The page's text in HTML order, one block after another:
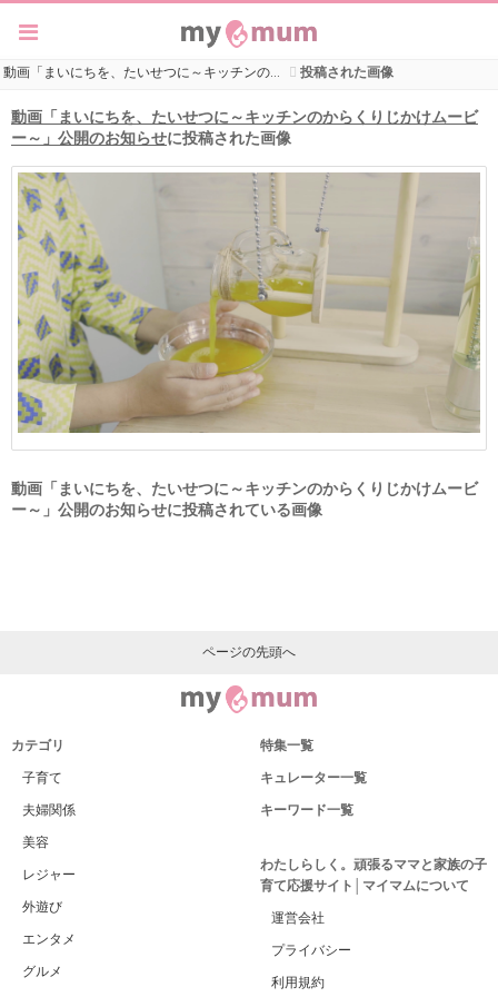
動画「まいにちを、たいせつに～キッチンの… 投稿された画像
動画「まいにちを、たいせつに～キッチンのからくりじかけムービ
ー～」公開のお知らせに投稿された画像
動画「まいにちを、たいせつに～キッチンのからくりじかけムービ
ー～」公開のお知らせに投稿されている画像
ページの先頭へ
カテゴリ
子育て
夫婦関係
美容
レジャー
外遊び
エンタメ
グルメ
特集一覧
キュレーター一覧
キーワード一覧
わたしらしく。頑張るママと家族の子
育て応援サイト│マイマムについて
運営会社
プライバシー
利用規約